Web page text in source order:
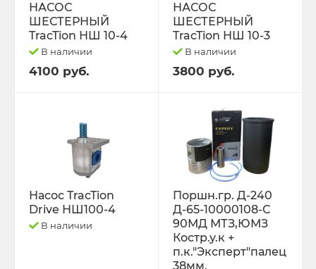
НАСОС
ШЕСТЕРНЫЙ
TracTion НШ 10-4
В наличии
4100 руб.
НАСОС
ШЕСТЕРНЫЙ
TracTion НШ 10-3
В наличии
3800 руб.
Насос TracTion
Drive НШ100-4
В наличии
Поршн.гр. Д-240
Д-65-10000108-С
90МД МТЗ,ЮМЗ
Костр.у.к +
п.к."Эксперт"палец
38мм.
СЕЛЬХОЗ-МАШИНЫ
Спецпредложения
ТО-49 , ТО-30. ТО-28
ТОПЛИВОПРОВОДЫ.
Трактор ДТ-175 (ВОЛГАРЬ). ВТ-100
Трактор ДТ-75,Т-4,ТДТ-55 дв.А-41/01,